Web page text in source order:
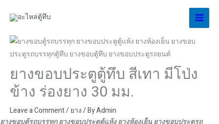
ยางขอบประตูตู้ทึบ สีเทา มีโป่ง
ข้าง ร่องยาง 30 มม.
Leave a Comment/ยาง/ ByAdmin
ยางขอบตู้รถบรรทุก ยางขอบประตูตู้แห้ง ยางห้องเย็น ยางขอบประตูรถ